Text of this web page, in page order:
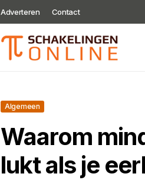
Adverteren Contact
Algemeen
Waarom
lukt als je